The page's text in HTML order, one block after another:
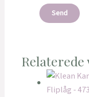
Relaterede